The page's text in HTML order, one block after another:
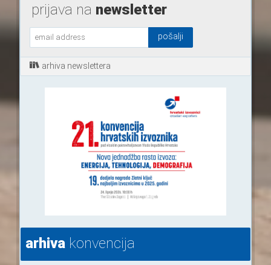
prijava na newsletter
arhiva newslettera
arhivakonvencija